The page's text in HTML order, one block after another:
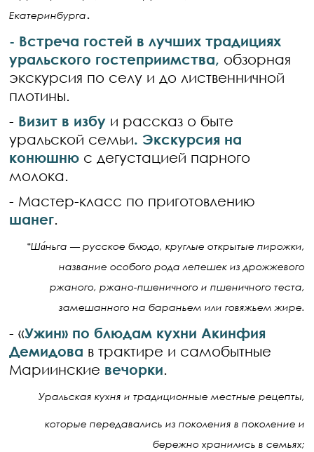
Екатеринбурга.
- Встреча гостей в лучших традициях
уральского гостеприимства, обзорная
экскурсия по селу и до лиственничной
плотины.
- Визит в избу и рассказ о быте
уральской семьи. Экскурсия на
конюшню с дегустацией парного
молока.
- Мастер-класс по приготовлению
шанег.
*Ша́ньга — русское блюдо, круглые открытые пирожки,
название особого рода лепешек из дрожжевого
ржаного, ржано-пшеничного и пшеничного теста,
замешанного на бараньем или говяжьем жире.
- «Ужин» по блюдам кухни Акинфия
Демидова в трактире и самобытные
Мариинские вечорки.
Уральская кухня и традиционные местные рецепты,
которые передавались из поколения в поколение и
бережно хранились в семьях;